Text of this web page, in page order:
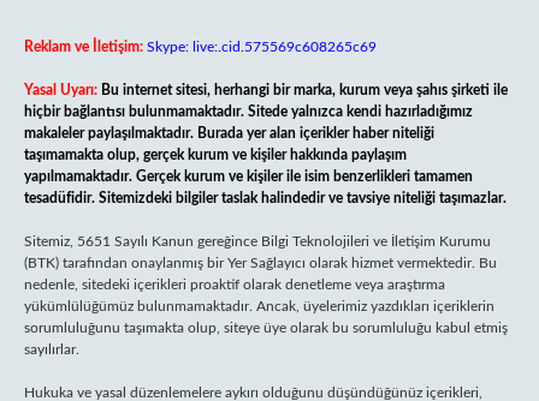
Reklam ve İletişim: Skype: live:.cid.575569c608265c69
Yasal Uyarı: Bu internet sitesi, herhangi bir marka, kurum veya şahıs şirketi ile
hiçbir bağlantısı bulunmamaktadır. Sitede yalnızca kendi hazırladığımız
makaleler paylaşılmaktadır. Burada yer alan içerikler haber niteliği
taşımamakta olup, gerçek kurum ve kişiler hakkında paylaşım
yapılmamaktadır. Gerçek kurum ve kişiler ile isim benzerlikleri tamamen
tesadüfidir. Sitemizdeki bilgiler taslak halindedir ve tavsiye niteliği taşımazlar.
Sitemiz, 5651 Sayılı Kanun gereğince Bilgi Teknolojileri ve İletişim Kurumu
(BTK) tarafından onaylanmış bir Yer Sağlayıcı olarak hizmet vermektedir. Bu
nedenle, sitedeki içerikleri proaktif olarak denetleme veya araştırma
yükümlülüğümüz bulunmamaktadır. Ancak, üyelerimiz yazdıkları içeriklerin
sorumluluğunu taşımakta olup, siteye üye olarak bu sorumluluğu kabul etmiş
sayılırlar.
Hukuka ve yasal düzenlemelere aykırı olduğunu düşündüğünüz içerikleri,